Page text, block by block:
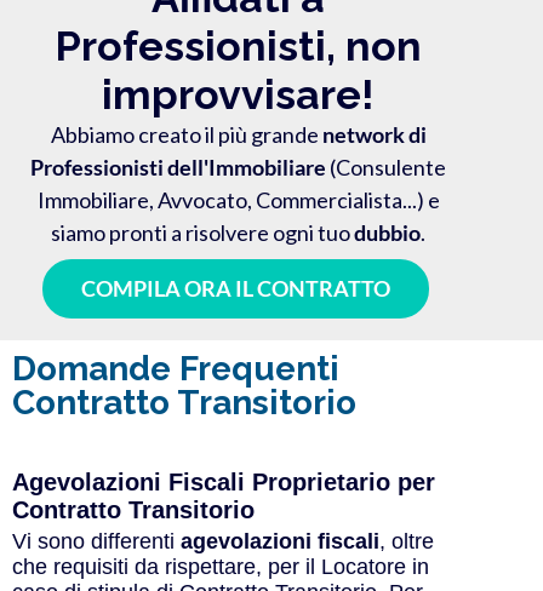
Professionisti, non
improvvisare!
Abbiamo creato il più grande network di
Professionisti dell'Immobiliare (Consulente
Immobiliare, Avvocato, Commercialista...) e
siamo pronti a risolvere ogni tuodubbio.
COMPILA ORA IL CONTRATTO
Domande Frequenti
Contratto Transitorio
Agevolazioni Fiscali Proprietario per
Contratto Transitorio
Vi sono differenti agevolazioni fiscali, oltre
che requisiti da rispettare, per il Locatore in